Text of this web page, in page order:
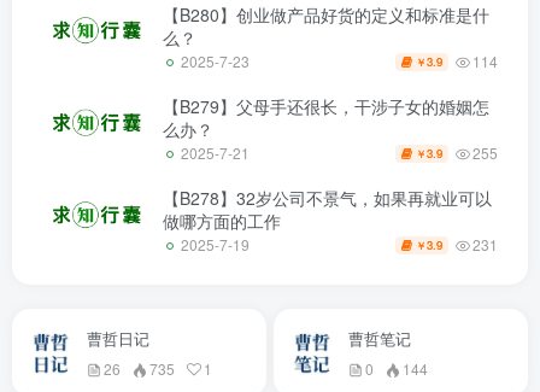
【B280】创业做产品好货的定义和标准是什
么？
2025-7-23 ￥3.9 114
【B279】父母手还很长，干涉子女的婚姻怎
么办？
2025-7-21 ￥3.9 255
【B278】32岁公司不景气，如果再就业可以
做哪方面的工作
2025-7-19 ￥3.9 231
曹哲日记
26 735 1
曹哲笔记
0 144